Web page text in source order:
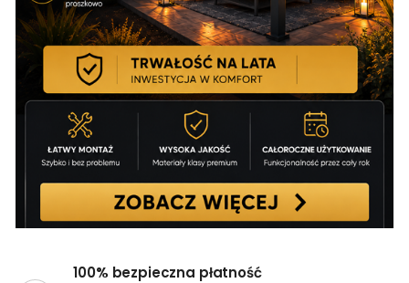
100% bezpieczna płatność